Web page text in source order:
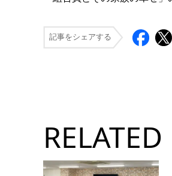
記事をシェアする
RELATED